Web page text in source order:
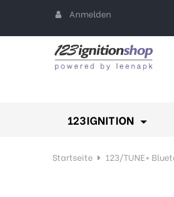
Anmelden
123IGNITION
Startseite 123/TUNE+